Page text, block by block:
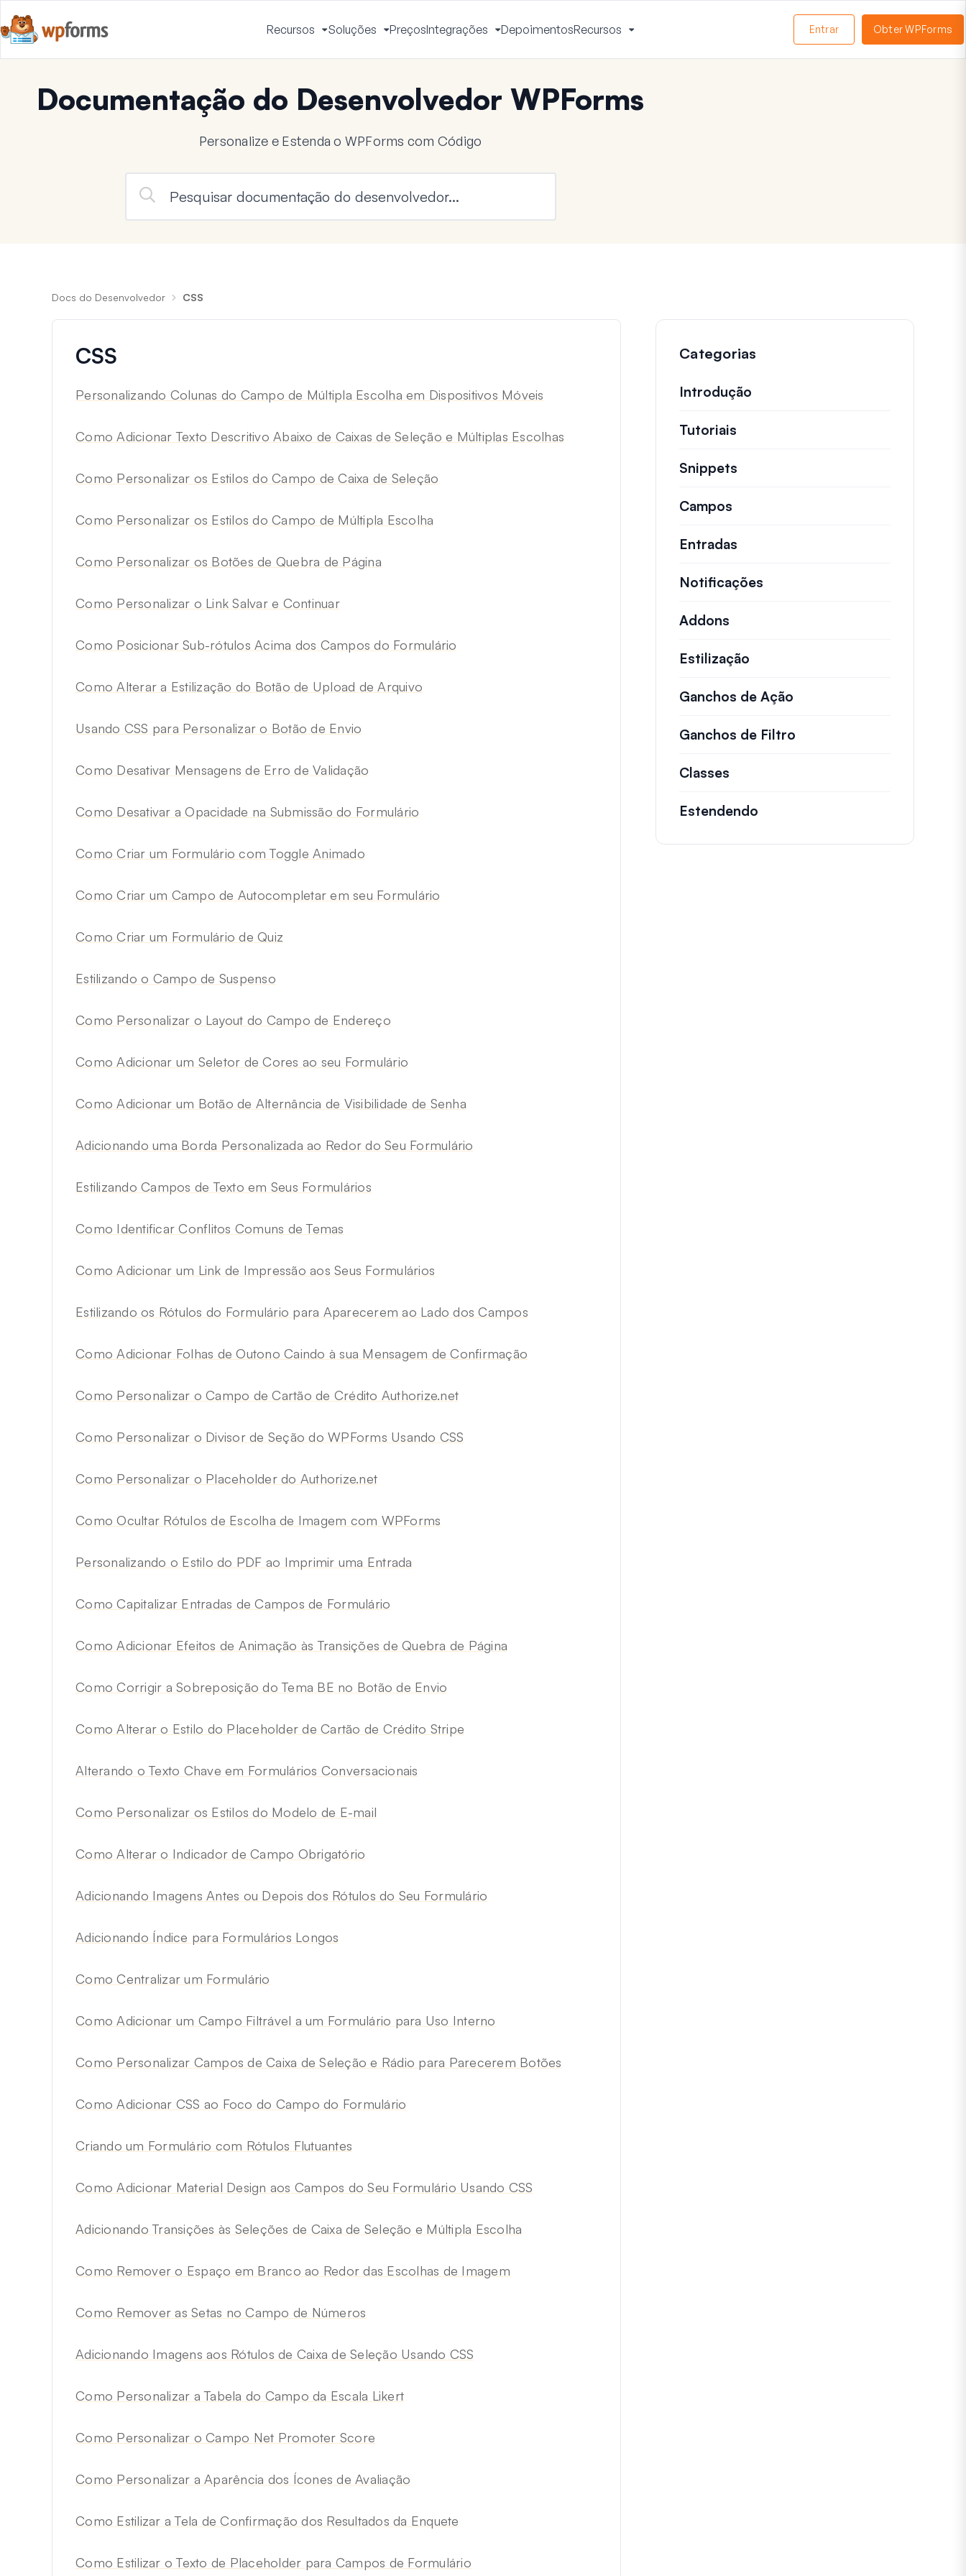
Recursos
Alternar
Menu
Soluções
Alternar
Menu
PreçosIntegrações
Alternar
Menu
DepoimentosRecursos
Menu
Entrar Obter WPForms
Documentação do Desenvolvedor WPForms
Personalize e Estenda o WPForms com Código
Docs do Desenvolvedor CSS
CSS
Personalizando Colunas do Campo de Múltipla Escolha em Dispositivos Móveis
Como Adicionar Texto Descritivo Abaixo de Caixas de Seleção e Múltiplas Escolhas
Como Personalizar os Estilos do Campo de Caixa de Seleção
Como Personalizar os Estilos do Campo de Múltipla Escolha
Como Personalizar os Botões de Quebra de Página
Como Personalizar o Link Salvar e Continuar
Como Posicionar Sub-rótulos Acima dos Campos do Formulário
Como Alterar a Estilização do Botão de Upload de Arquivo
Usando CSS para Personalizar o Botão de Envio
Como Desativar Mensagens de Erro de Validação
Como Desativar a Opacidade na Submissão do Formulário
Como Criar um Formulário com Toggle Animado
Como Criar um Campo de Autocompletar em seu Formulário
Como Criar um Formulário de Quiz
Estilizando o Campo de Suspenso
Como Personalizar o Layout do Campo de Endereço
Como Adicionar um Seletor de Cores ao seu Formulário
Como Adicionar um Botão de Alternância de Visibilidade de Senha
Adicionando uma Borda Personalizada ao Redor do Seu Formulário
Estilizando Campos de Texto em Seus Formulários
Como Identificar Conflitos Comuns de Temas
Como Adicionar um Link de Impressão aos Seus Formulários
Estilizando os Rótulos do Formulário para Aparecerem ao Lado dos Campos
Como Adicionar Folhas de Outono Caindo à sua Mensagem de Confirmação
Como Personalizar o Campo de Cartão de Crédito Authorize.net
Como Personalizar o Divisor de Seção do WPForms Usando CSS
Como Personalizar o Placeholder do Authorize.net
Como Ocultar Rótulos de Escolha de Imagem com WPForms
Personalizando o Estilo do PDF ao Imprimir uma Entrada
Como Capitalizar Entradas de Campos de Formulário
Como Adicionar Efeitos de Animação às Transições de Quebra de Página
Como Corrigir a Sobreposição do Tema BE no Botão de Envio
Como Alterar o Estilo do Placeholder de Cartão de Crédito Stripe
Alterando o Texto Chave em Formulários Conversacionais
Como Personalizar os Estilos do Modelo de E-mail
Como Alterar o Indicador de Campo Obrigatório
Adicionando Imagens Antes ou Depois dos Rótulos do Seu Formulário
Adicionando Índice para Formulários Longos
Como Centralizar um Formulário
Como Adicionar um Campo Filtrável a um Formulário para Uso Interno
Como Personalizar Campos de Caixa de Seleção e Rádio para Parecerem Botões
Como Adicionar CSS ao Foco do Campo do Formulário
Criando um Formulário com Rótulos Flutuantes
Como Adicionar Material Design aos Campos do Seu Formulário Usando CSS
Adicionando Transições às Seleções de Caixa de Seleção e Múltipla Escolha
Como Remover o Espaço em Branco ao Redor das Escolhas de Imagem
Como Remover as Setas no Campo de Números
Adicionando Imagens aos Rótulos de Caixa de Seleção Usando CSS
Como Personalizar a Tabela do Campo da Escala Likert
Como Personalizar o Campo Net Promoter Score
Como Personalizar a Aparência dos Ícones de Avaliação
Como Estilizar a Tela de Confirmação dos Resultados da Enquete
Como Estilizar o Texto de Placeholder para Campos de Formulário
Categorias
Introdução
Tutoriais
Snippets
Campos
Entradas
Notificações
Addons
Estilização
Ganchos de Ação
Ganchos de Filtro
Classes
Estendendo